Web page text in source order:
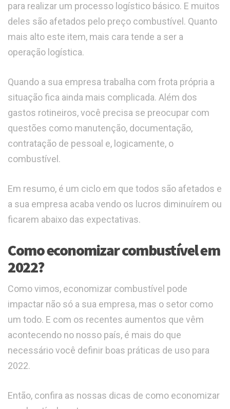
para realizar um processo logístico básico. E muitos
deles são afetados pelo preço combustível. Quanto
mais alto este item, mais cara tende a ser a
operação logística.
Quando a sua empresa trabalha com frota própria a
situação fica ainda mais complicada. Além dos
gastos rotineiros, você precisa se preocupar com
questões como manutenção, documentação,
contratação de pessoal e, logicamente, o
combustível.
Em resumo, é um ciclo em que todos são afetados e
a sua empresa acaba vendo os lucros diminuírem ou
ficarem abaixo das expectativas.
Como economizar combustível em
2022?
Como vimos, economizar combustível pode
impactar não só a sua empresa, mas o setor como
um todo. E com os recentes aumentos que vêm
acontecendo no nosso país, é mais do que
necessário você definir boas práticas de uso para
2022.
Então, confira as nossas dicas de como economizar